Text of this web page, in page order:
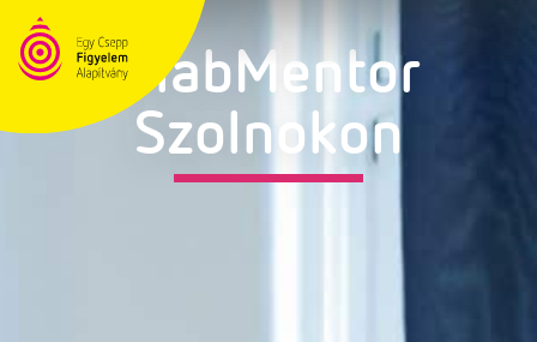
DiabMentor
Szolnokon